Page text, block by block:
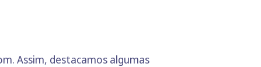
Assim, destacamos algumas